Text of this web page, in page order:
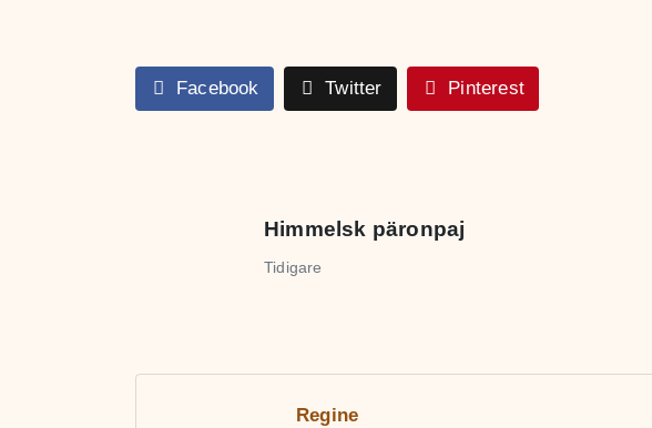
Facebook Twitter Pinterest
Himmelsk päronpaj
Tidigare
Regine